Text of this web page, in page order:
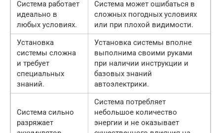
Система работает
идеально в
любых условиях.
Система может ошибаться в
сложных погодных условиях
или при плохой видимости.
Установка
системы сложна
и требует
специальных
знаний.
Установка системы вполне
выполнима своими руками
при наличии инструкции и
базовых знаний
автоэлектрики.
Система сильно
разряжает
Система потребляет
небольшое количество
энергии и не оказывает